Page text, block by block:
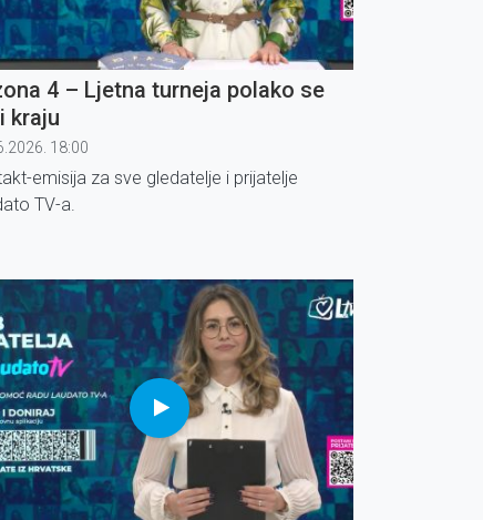
4 – Ljetna turneja polako se
kraju
18:00
emisija za sve gledatelje i prijatelje
TV-a.